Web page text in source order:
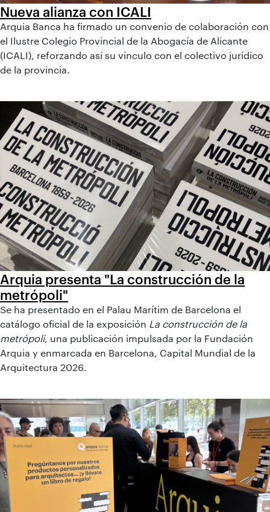
Nueva alianza con ICALI
Arquia Banca ha firmado un convenio de colaboración con
el Ilustre Colegio Provincial de la Abogacía de Alicante
(ICALI), reforzando así su vínculo con el colectivo jurídico
de la provincia.
Arquia presenta "La construcción de la
metrópoli"
Se ha presentado en el Palau Marítim de Barcelona el
catálogo oficial de la exposición La construcción de la
metrópoli, una publicación impulsada por la Fundación
Arquia y enmarcada en Barcelona, Capital Mundial de la
Arquitectura 2026.